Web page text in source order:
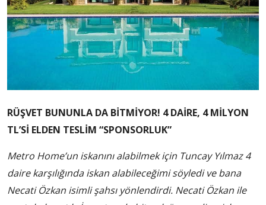
RÜŞVET BUNUNLA DA BİTMİYOR! 4 DAİRE, 4 MİLYON
TL’Sİ ELDEN TESLİM “SPONSORLUK”
Metro Home’un iskanını alabilmek için Tuncay Yılmaz 4
daire karşılığında iskan alabileceğimi söyledi ve bana
Necati Özkan isimli şahsı yönlendirdi. Necati Özkan ile